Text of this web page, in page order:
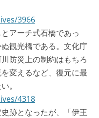
3966
アーチ式石橋であっ
観光橋である。文化庁
防災上の制約はもちろ
変えるなど、復元に最
。
4318
跡となったが、「伊王